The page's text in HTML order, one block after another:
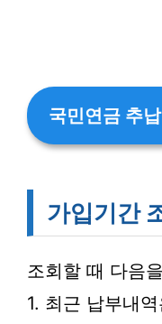
국민연금 추
가입기간
조회할 때 다음
1. 최근 납부내